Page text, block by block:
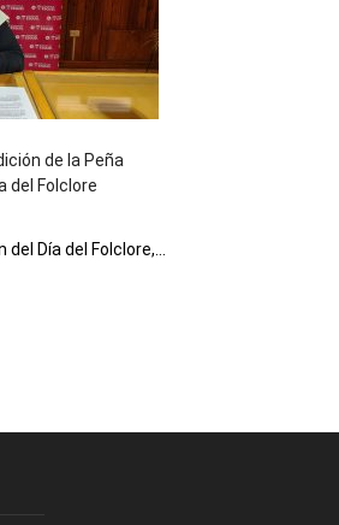
de la Peña
del Folclore
Día del Folclore,...